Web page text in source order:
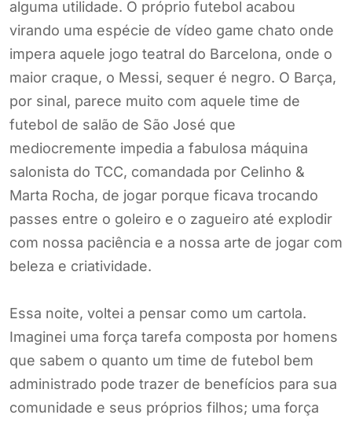
alguma utilidade. O próprio futebol acabou
virando uma espécie de vídeo game chato onde
impera aquele jogo teatral do Barcelona, onde o
maior craque, o Messi, sequer é negro. O Barça,
por sinal, parece muito com aquele time de
futebol de salão de São José que
mediocremente impedia a fabulosa máquina
salonista do TCC, comandada por Celinho &
Marta Rocha, de jogar porque ficava trocando
passes entre o goleiro e o zagueiro até explodir
com nossa paciência e a nossa arte de jogar com
beleza e criatividade.
Essa noite, voltei a pensar como um cartola.
Imaginei uma força tarefa composta por homens
que sabem o quanto um time de futebol bem
administrado pode trazer de benefícios para sua
comunidade e seus próprios filhos; uma força